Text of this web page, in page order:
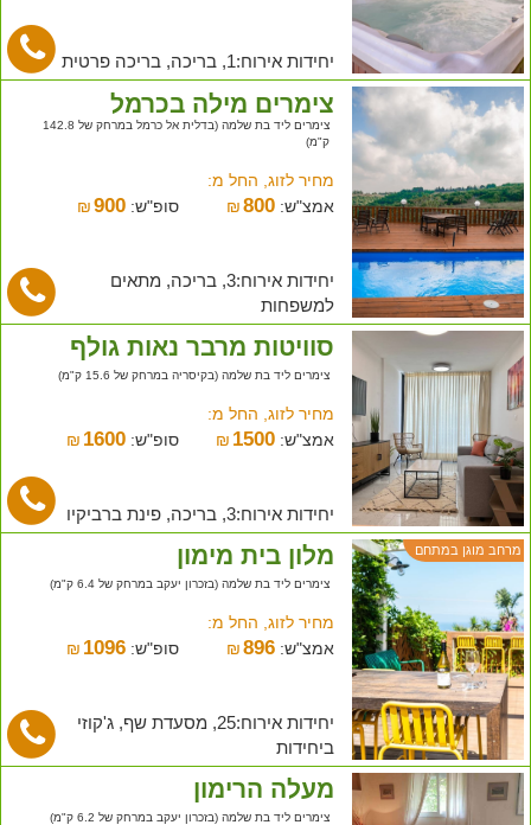
יחידות אירוח:1, בריכה, בריכה פרטית
צימרים מילה בכרמל
צימרים ליד בת שלמה (בדלית אל כרמל במרחק של 142.8
ק"מ)
מחיר לזוג, החל מ:
אמצ"ש:
₪800 סופ"ש: ₪ 900
יחידות אירוח:3, בריכה, מתאים
למשפחות
סוויטות מרבר נאות גולף
צימרים ליד בת שלמה (בקיסריה במרחק של 15.6 ק"מ)
מחיר לזוג, החל מ:
אמצ"ש:
₪ 1500 סופ"ש: ₪ 1600
יחידות אירוח:3, בריכה, פינת ברביקיו
מרחב מוגן במתחם מלון בית מימון
צימרים ליד בת שלמה (בזכרון יעקב במרחק של 6.4 ק"מ)
מחיר לזוג, החל מ:
אמצ"ש:
₪896 סופ"ש: ₪ 1096
יחידות אירוח:25, מסעדת שף, ג'קוזי
ביחידות
מעלה הרימון
צימרים ליד בת שלמה (בזכרון יעקב במרחק של 6.2 ק"מ)